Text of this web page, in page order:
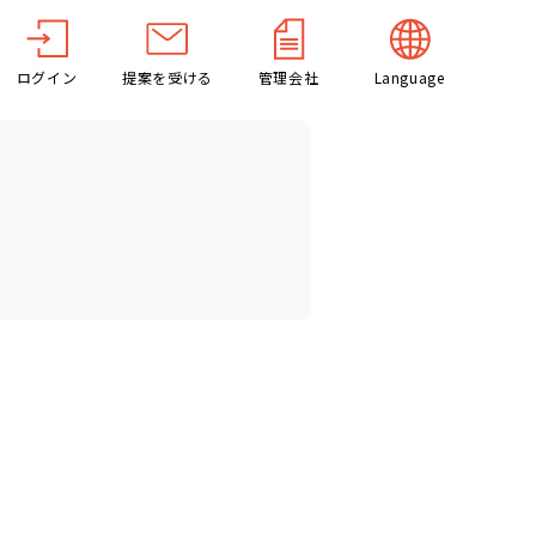
ログイン 提案を受ける 管理会社 Language